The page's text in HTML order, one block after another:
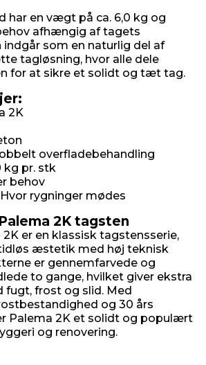
har en vægt på ca. 6,0 kg og
afhængig af tagets
indgår som en naturlig del af
tagløsning, hvor alle dele
for at sikre et solidt og tæt tag.
2K
overfladebehandling
kg pr. stk
behov
rygninger mødes
2K tagsten
er en klassisk tagstensserie,
æstetik med høj teknisk
er gennemfarvede og
to gange, hvilket giver ekstra
fugt, frost og slid. Med
og 30 års
Palema 2K et solidt og populært
og renovering.